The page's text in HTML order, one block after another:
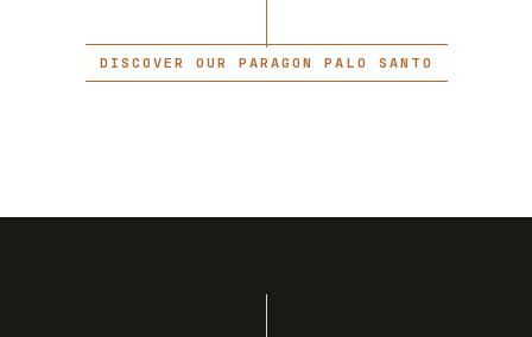
DISCOVER OUR PARAGON PALO SANTO